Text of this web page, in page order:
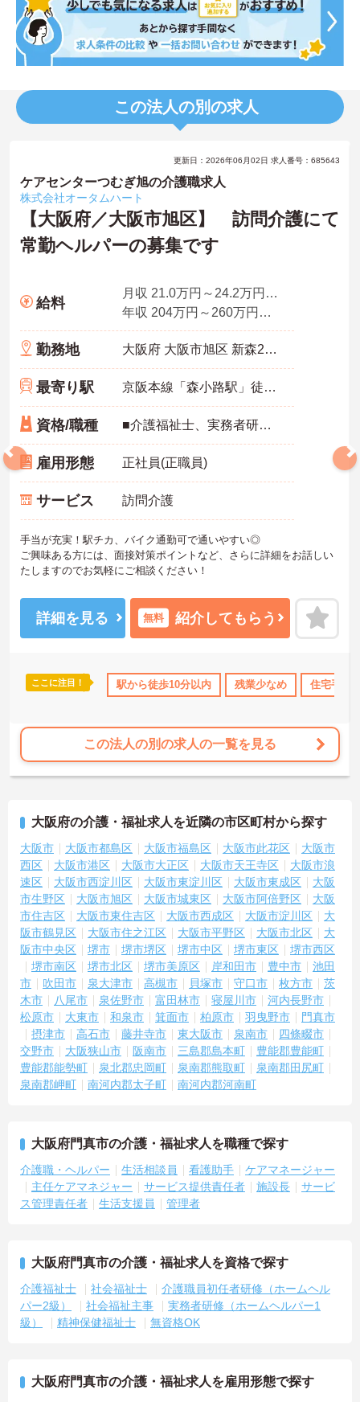
この法人の別の求人
・補助 年間休日110日以上 社会保険完備
更新日：2026年06月02日 求人番号：685643
ケアセンターつむぎ旭の介護職求人
株式会社オータムハート
【大阪府／大阪市旭区】 訪問介護にて
常勤ヘルパーの募集です
給料
月収 21.0万円～24.2万円諸手当含む
年収 204万円～260万円別途賞与付与
勤務地 大阪府 大阪市旭区 新森2丁目1番25号 ピュア新森101号室
最寄り駅 京阪本線「森小路駅」徒歩1分
資格/職種 ■介護福祉士、実務者研修、ホームヘルパー1級、介護職員基礎研修のいずれか ■在宅サービス経験者又は未経験者も可（丁寧に指導します）
雇用形態 正社員(正職員)
サービス 訪問介護
手当が充実！駅チカ、バイク通勤可で通いやすい◎
ご興味ある方には、面接対策ポイントなど、さらに詳細をお話しい
たしますのでお気軽にご相談ください！
詳細を見る 無料 紹介してもらう
ここに注目！ 駅から徒歩10分以内 残業少なめ 住宅手当
この法人の別の求人の一覧を見る
大阪府の介護・福祉求人を近隣の市区町村から探す
大阪市 大阪市都島区 大阪市福島区 大阪市此花区
大阪市
西区
大阪市港区 大阪市大正区 大阪市天王寺区
大阪市浪
速区
大阪市西淀川区 大阪市東淀川区 大阪市東成区
大阪
市生野区
大阪市旭区 大阪市城東区 大阪市阿倍野区
大阪
市住吉区
大阪市東住吉区 大阪市西成区 大阪市淀川区
大
阪市鶴見区
大阪市住之江区 大阪市平野区 大阪市北区
大
阪市中央区
堺市 堺市堺区 堺市中区 堺市東区
堺市西区
堺市南区
堺市北区 堺市美原区 岸和田市 豊中市
池田
市
吹田市 泉大津市 高槻市 貝塚市 守口市 枚方市
茨
木市
八尾市 泉佐野市 富田林市 寝屋川市
河内長野市
松原市
大東市 和泉市 箕面市 柏原市 羽曳野市
門真市
摂津市
高石市 藤井寺市 東大阪市 泉南市
四條畷市
交野市
大阪狭山市 阪南市 三島郡島本町
豊能郡豊能町
豊能郡能勢町
泉北郡忠岡町 泉南郡熊取町
泉南郡田尻町
泉南郡岬町
南河内郡太子町 南河内郡河南町
大阪府門真市の介護・福祉求人を職種で探す
介護職・ヘルパー 生活相談員 看護助手
ケアマネージャー
主任ケアマネジャー
サービス提供責任者 施設長
サービ
ス管理責任者
生活支援員 管理者
大阪府門真市の介護・福祉求人を資格で探す
介護福祉士 社会福祉士
介護職員初任者研修（ホームヘル
パー2級）
社会福祉主事
実務者研修（ホームヘルパー1
級）
精神保健福祉士 無資格OK
大阪府門真市の介護・福祉求人を雇用形態で探す